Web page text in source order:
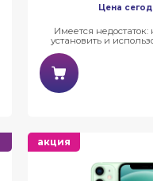
Цена
Имеется
установить и
акция